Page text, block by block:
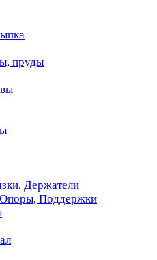
пруды
Держатели
Поддержки